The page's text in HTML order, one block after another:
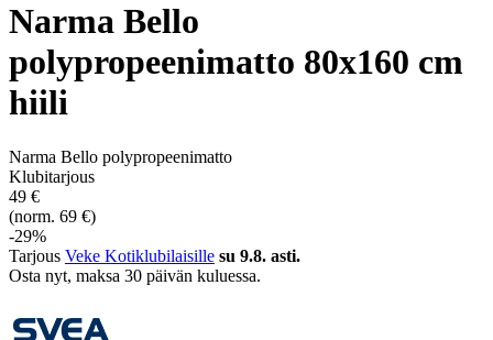
Narma Bello
polypropeenimatto 80x160 cm
hiili
Narma Bello polypropeenimatto
Klubitarjous
49 €
(norm. 69 €)
-29%
Tarjous Veke Kotiklubilaisille su 9.8. asti.
Osta nyt, ­maksa 30 päivän kuluessa.